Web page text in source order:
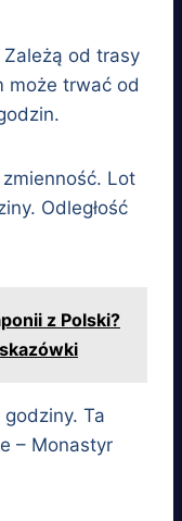
od trasy
może trwać od
Lot
Odległość
z Polski?
Ta
– Monastyr